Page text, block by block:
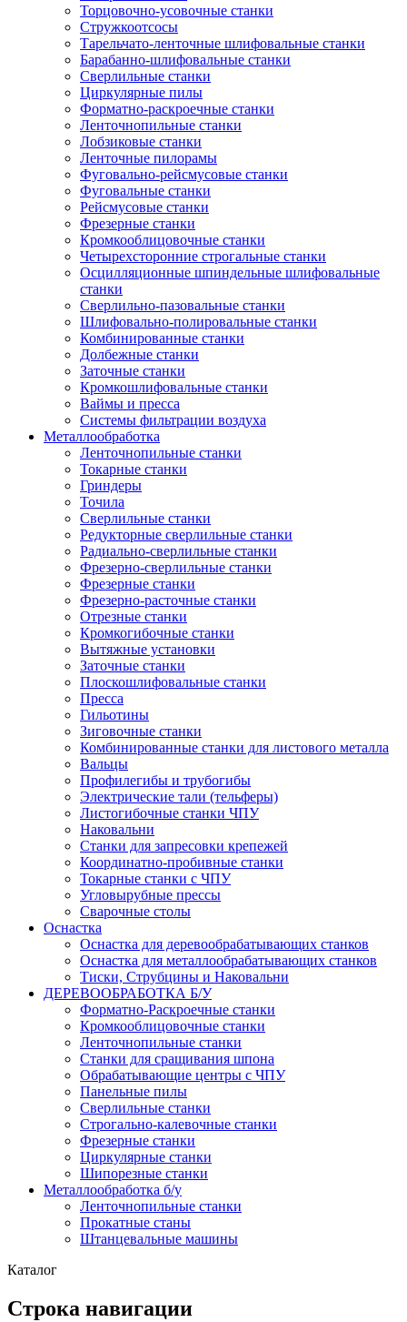
Торцовочно-усовочные станки
Стружкоотсосы
Тарельчато-ленточные шлифовальные станки
Барабанно-шлифовальные станки
Сверлильные станки
Циркулярные пилы
Форматно-раскроечные станки
Ленточнопильные станки
Лобзиковые станки
Ленточные пилорамы
Фуговально-рейсмусовые станки
Фуговальные станки
Рейсмусовые станки
Фрезерные станки
Кромкооблицовочные станки
Четырехсторонние строгальные станки
Осцилляционные шпиндельные шлифовальные
станки
Сверлильно-пазовальные станки
Шлифовально-полировальные станки
Комбинированные станки
Долбежные станки
Заточные станки
Кромкошлифовальные станки
Ваймы и пресса
Системы фильтрации воздуха
Металлообработка
Ленточнопильные станки
Токарные станки
Гриндеры
Точила
Сверлильные станки
Редукторные сверлильные станки
Радиально-сверлильные станки
Фрезерно-сверлильные станки
Фрезерные станки
Фрезерно-расточные станки
Отрезные станки
Кромкогибочные станки
Вытяжные установки
Заточные станки
Плоскошлифовальные станки
Пресса
Гильотины
Зиговочные станки
Комбинированные станки для листового металла
Вальцы
Профилегибы и трубогибы
Электрические тали (тельферы)
Листогибочные станки ЧПУ
Наковальни
Станки для запресовки крепежей
Координатно-пробивные станки
Токарные станки с ЧПУ
Угловырубные прессы
Сварочные столы
Оснастка
Оснастка для деревообрабатывающих станков
Оснастка для металлообрабатывающих станков
Тиски, Струбцины и Наковальни
ДЕРЕВООБРАБОТКА Б/У
Форматно-Раскроечные станки
Кромкооблицовочные станки
Ленточнопильные станки
Станки для сращивания шпона
Обрабатывающие центры с ЧПУ
Панельные пилы
Сверлильные станки
Строгально-калевочные станки
Фрезерные станки
Циркулярные станки
Шипорезные станки
Металлообработка б/у
Ленточнопильные станки
Прокатные станы
Штанцевальные машины
Каталог
Строка навигации